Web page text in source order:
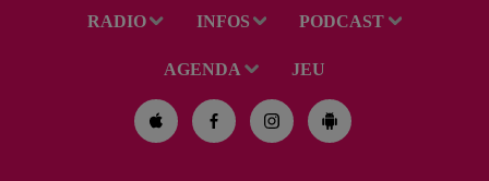
RADIO INFOS PODCAST
AGENDA JEU